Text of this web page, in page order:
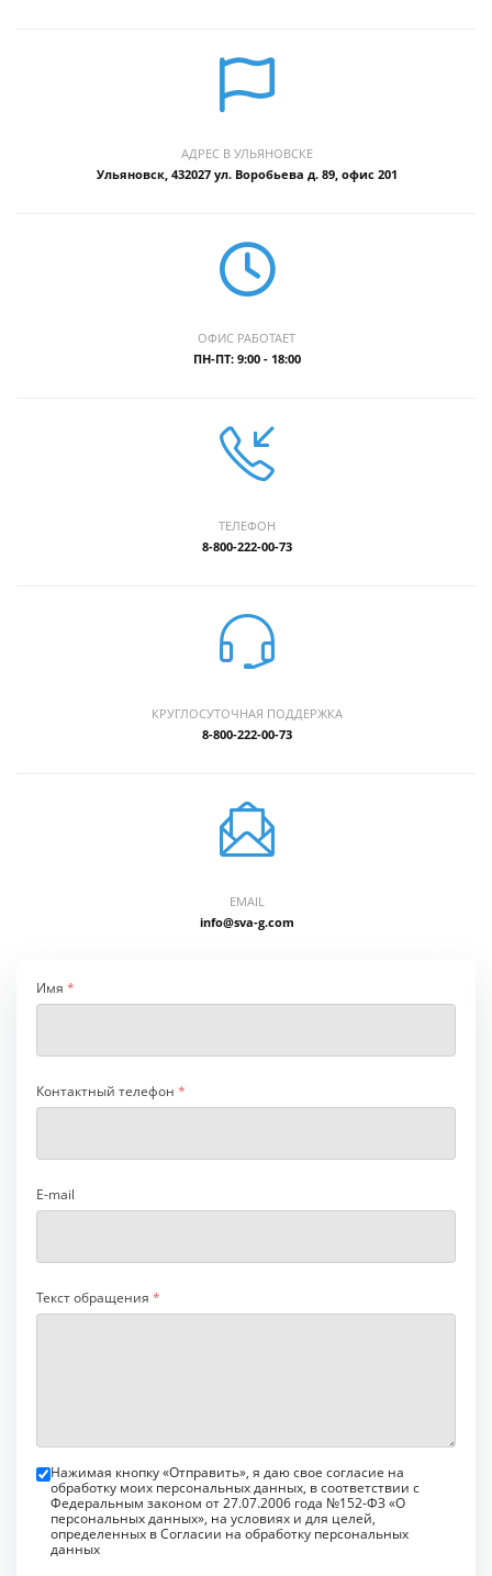
Имя *
Контактный телефон *
E-mail
Текст обращения *
Нажимая кнопку «Отправить», я даю свое согласие на
обработку моих персональных данных, в соответствии с
Федеральным законом от 27.07.2006 года №152-ФЗ «О
персональных данных», на условиях и для целей,
определенных в Согласии на обработку персональных
данных
АДРЕС В УЛЬЯНОВСКЕ
Ульяновск, 432027 ул. Воробьева д. 89, офис 201
ОФИС РАБОТАЕТ
ПН-ПТ: 9:00 - 18:00
ТЕЛЕФОН
8-800-222-00-73
КРУГЛОСУТОЧНАЯ ПОДДЕРЖКА
8-800-222-00-73
EMAIL
info@sva-g.com